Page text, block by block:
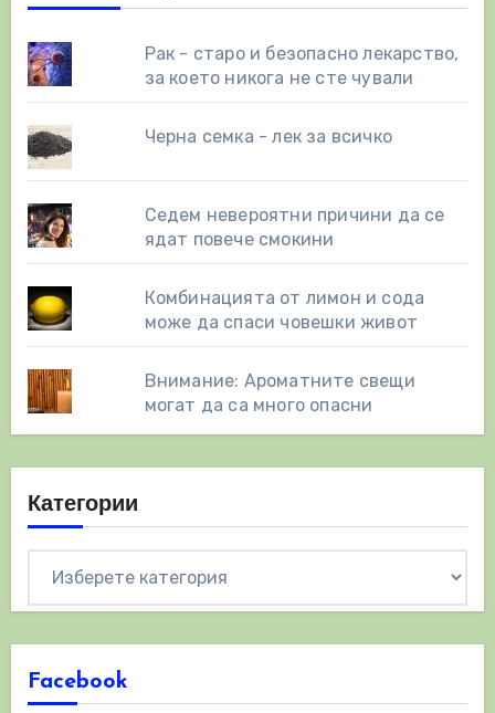
Рак - старо и безопасно лекарство,
за което никога не сте чували
Черна семка - лек за всичко
Седем невероятни причини да се
ядат повече смокини
Комбинацията от лимон и сода
може да спаси човешки живот
Внимание: Ароматните свещи
могат да са много опасни
Категории
Facebook